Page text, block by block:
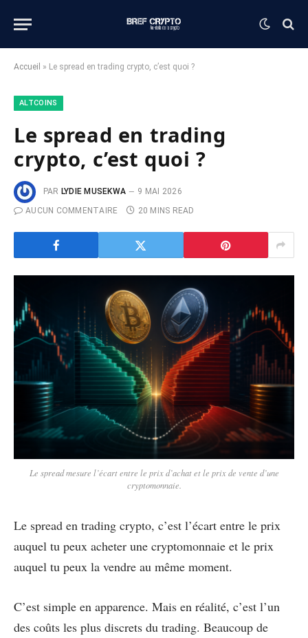
Accueil » Le spread en trading crypto, c’est quoi ?
ALTCOINS
Le spread en trading
crypto, c’est quoi ?
PAR LYDIE MUSEKWA
9 MAI 2026
AUCUN COMMENTAIRE
20 MINS READ
Le spread mesure l’écart entre le prix d’achat et le prix de vente d’une
cryptomonnaie.
Le spread en trading crypto, c’est l’écart entre le prix
auquel tu peux acheter une cryptomonnaie et le prix
auquel tu peux la vendre au même moment.
C’est simple en apparence. Mais en réalité, c’est l’un
des coûts les plus discrets du trading. Beaucoup de